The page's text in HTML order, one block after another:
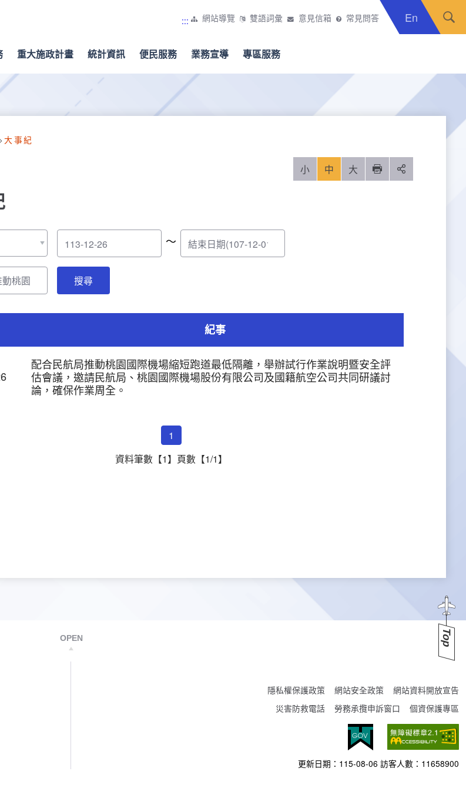
::: 網站導覽 雙語詞彙 意見信箱 常見問答 En
重大施政計畫 統計資訊 便民服務 業務宣導 專區服務
大事紀
小 中 大 列印
～
紀事
配合民航局推動桃園國際機場縮短跑道最低隔離，舉辦試行作業說明暨安全評
估會議，邀請民航局、桃園國際機場股份有限公司及國籍航空公司共同研議討
論，確保作業周全。
1
資料筆數【1】頁數【1/1】
OPEN
隱私權保護政策 網站安全政策
網站資料開放宣告
災害防救電話
勞務承攬申訴窗口 個資保護專區
更新日期： 115-08-06 訪客人數： 11658900
Top